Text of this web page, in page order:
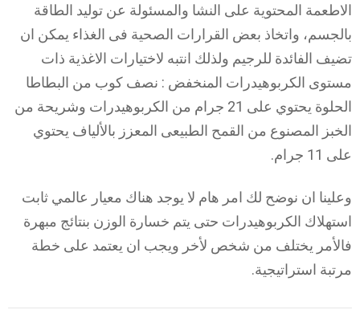
الاطعمة المحتوية على النشا والمسئولة عن توليد الطاقة
بالجسم، واتخاذ بعض القرارات الصحية فى الغذاء يمكن ان
تضيف الفائدة للرجيم ولذلك انتبه لاختيارات الاغذية ذات
مستوى الكربوهيدرات المنخفض : نصف كوب من البطاطا
الحلوة يحتوي على 21 جرام من الكربوهيدرات وشريحة من
الخبز المصنوع من القمح الطبيعى المعزز بالألياف يحتوي
على 11 جرام.
وعلينا ان نوضح لك امر هام لا يوجد هناك معيار عالمي ثابت
استهلاك الكربوهيدرات حتى يتم خسارة الوزن بنتائج مبهرة
فالأمر يختلف من شخص لأخر ويجب ان يعتمد على خطة
مرتبة استراتيجية.